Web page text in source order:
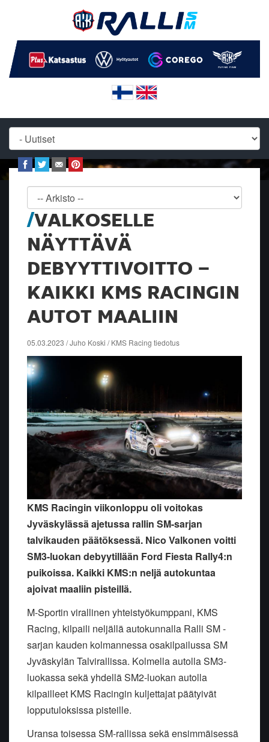
VALKOSELLE
NÄYTTÄVÄ
DEBYYTTIVOITTO –
KAIKKI KMS RACINGIN
AUTOT MAALIIN
05.03.2023 / Juho Koski / KMS Racing tiedotus
KMS Racingin viikonloppu oli voitokas
Jyväskylässä ajetussa rallin SM-sarjan
talvikauden päätöksessä. Nico Valkonen voitti
SM3-luokan debyytillään Ford Fiesta Rally4:n
puikoissa. Kaikki KMS:n neljä autokuntaa
ajoivat maaliin pisteillä.
M-Sportin virallinen yhteistyökumppani, KMS
Racing, kilpaili neljällä autokunnalla Ralli SM -
sarjan kauden kolmannessa osakilpailussa SM
Jyväskylän Talvirallissa. Kolmella autolla SM3-
luokassa sekä yhdellä SM2-luokan autolla
kilpailleet KMS Racingin kuljettajat päätyivät
lopputuloksissa pisteille.
Uransa toisessa SM-rallissa sekä ensimmäisessä